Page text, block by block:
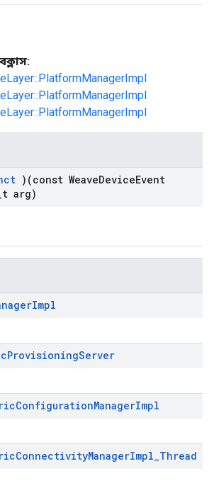
)(const WeaveDeviceEvent
t arg)
Impl
ProvisioningServer
ConfigurationManagerImpl
ConnectivityManagerImpl_Thread